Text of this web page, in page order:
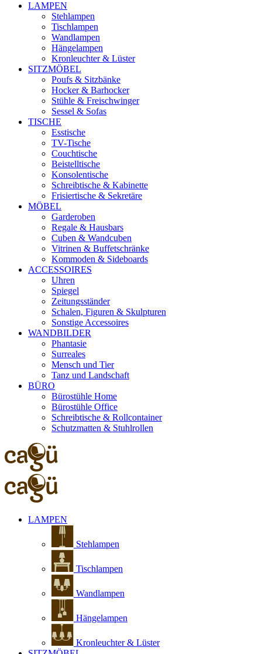
LAMPEN
Stehlampen
Tischlampen
Wandlampen
Hängelampen
Kronleuchter & Lüster
SITZMÖBEL
Poufs & Sitzbänke
Hocker & Barhocker
Stühle & Freischwinger
Sessel & Sofas
TISCHE
Esstische
TV-Tische
Couchtische
Beistelltische
Konsolentische
Schreibtische & Kabinette
Frisiertische & Sekretäre
MÖBEL
Garderoben
Regale & Hausbars
Cuben & Wandcuben
Vitrinen & Buffetschränke
Kommoden & Sideboards
ACCESSOIRES
Uhren
Spiegel
Zeitungsständer
Schalen, Figuren & Skulpturen
Sonstige Accessoires
WANDBILDER
Phantasie
Surreales
Mensch und Tier
Tanz und Landschaft
BÜRO
Bürostühle Home
Bürostühle Office
Schreibtische & Rollcontainer
Schutzmatten & Stuhlrollen
LAMPEN
Stehlampen
Tischlampen
Wandlampen
Hängelampen
Kronleuchter & Lüster